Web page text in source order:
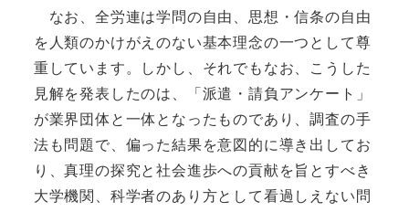
なお、全労連は学問の自由、思想・信条の自由
を人類のかけがえのない基本理念の一つとして尊
重しています。しかし、それでもなお、こうした
見解を発表したのは、「派遣・請負アンケート」
が業界団体と一体となったものであり、調査の手
法も問題で、偏った結果を意図的に導き出してお
り、真理の探究と社会進歩への貢献を旨とすべき
大学機関、科学者のあり方として看過しえない問